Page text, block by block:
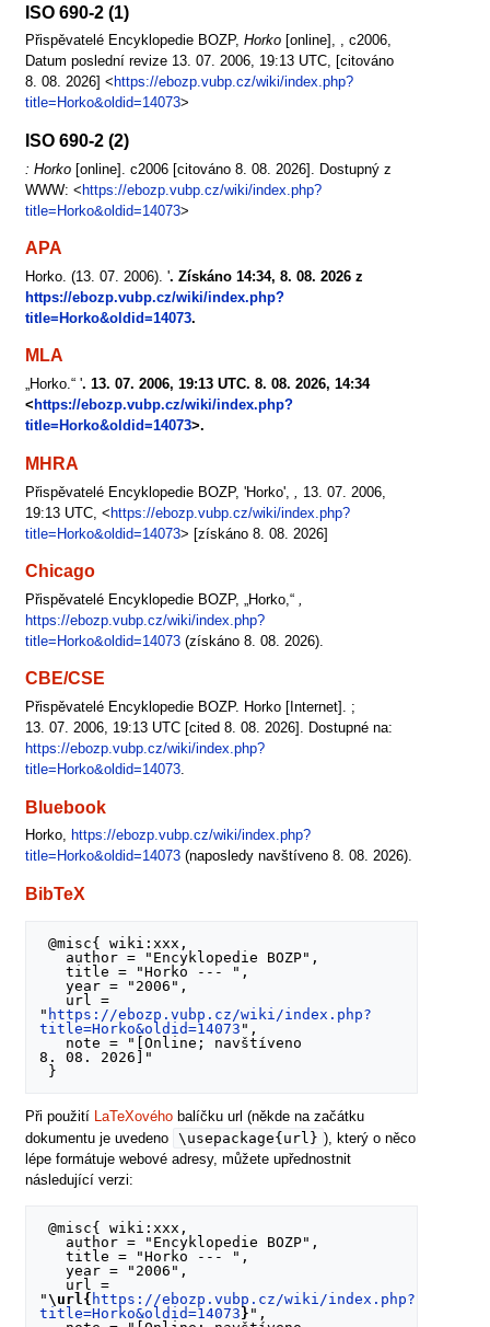
ISO 690-2 (1)
Přispěvatelé Encyklopedie BOZP, Horko[online], , c2006,
Datum poslední revize 13. 07. 2006, 19:13 UTC, [citováno
8. 08. 2026] < https://ebozp.vubp.cz/wiki/index.php?
title=Horko&oldid=14073>
ISO 690-2 (2)
: Horko[online]. c2006 [citováno 8. 08. 2026]. Dostupný z
WWW: < https://ebozp.vubp.cz/wiki/index.php?
title=Horko&oldid=14073>
APA
Horko. (13. 07. 2006). '. Získáno 14:34, 8. 08. 2026 z
https://ebozp.vubp.cz/wiki/index.php?
title=Horko&oldid=14073.
MLA
„Horko.“ '. 13. 07. 2006, 19:13 UTC. 8. 08. 2026, 14:34
< https://ebozp.vubp.cz/wiki/index.php?
title=Horko&oldid=14073>.
MHRA
Přispěvatelé Encyklopedie BOZP, 'Horko',
13. 07. 2006,
19:13 UTC, < https://ebozp.vubp.cz/wiki/index.php?
title=Horko&oldid=14073> [získáno 8. 08. 2026]
Chicago
Přispěvatelé Encyklopedie BOZP, „Horko,“ ,
https://ebozp.vubp.cz/wiki/index.php?
title=Horko&oldid=14073(získáno 8. 08. 2026).
CBE/CSE
Přispěvatelé Encyklopedie BOZP. Horko [Internet]. ;
13. 07. 2006, 19:13 UTC [cited 8. 08. 2026]. Dostupné na:
https://ebozp.vubp.cz/wiki/index.php?
title=Horko&oldid=14073.
Bluebook
Horko, https://ebozp.vubp.cz/wiki/index.php?
title=Horko&oldid=14073(naposledy navštíveno 8. 08. 2026).
BibTeX
@misc{ wiki:xxx,
   title = "Horko --- ",
   year = "2006",
" https://ebozp.vubp.cz/wiki/index.php?
title=Horko&oldid=14073 ",
8. 08. 2026]"
Při použití LaTeXovéhobalíčku url (někde na začátku
dokumentu je uvedeno
\usepackage{url} ), který o něco
lépe formátuje webové adresy, můžete upřednostnit
následující verzi:
@misc{ wiki:xxx,
   title = "Horko --- ",
   year = "2006",
"\url{ https://ebozp.vubp.cz/wiki/index.php?
title=Horko&oldid=14073 } ",